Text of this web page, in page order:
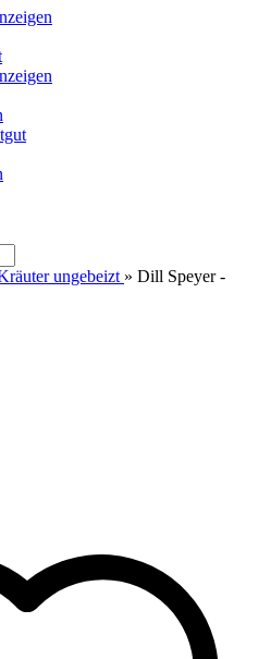
ungebeizt » Dill Speyer -